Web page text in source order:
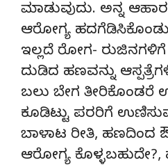
ಮಾಡುವುದು. ಅನ್ನ
ಆರೋಗ್ಯ
ಇಲ್ಲದೆ ರೋಗ- ರುಜಿನಗಳಿಗೆ
ದುಡಿದ ಹಣವನ್ನು
ಬಲು ಬೇಗ ತೀರಿಕೊಂಡರೆ
ಕೂಡಿಟ್ಟು ಪರರಿಗೆ
ಬಾಳಾಟ ರೀತಿ, ಹಣದಿಂದ
ಆರೋಗ್ಯ